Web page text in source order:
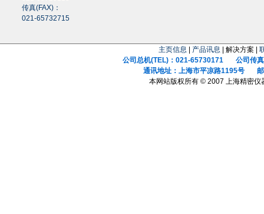
传真(FAX)：
021-65732715
主页信息 产品讯息 | 解决方案 |
公司总机(TEL)：021-65730171 公司传真
通讯地址：上海市平凉路1195号 邮
本网站版权所有 © 2007 上海精密仪